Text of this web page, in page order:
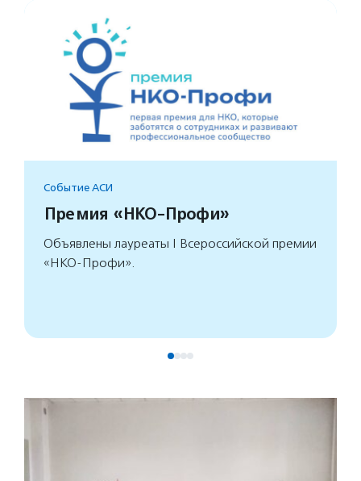
Событие АСИ
Премия «НКО-Профи»
Объявлены лауреаты I Всероссийской премии
«НКО-Профи».